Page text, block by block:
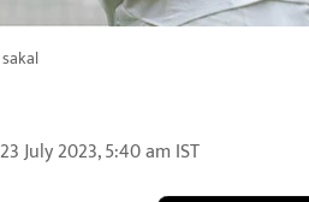
sakal
23 July 2023, 5:40 am IST